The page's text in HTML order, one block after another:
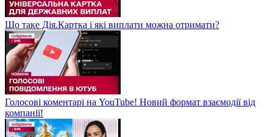
Що таке Дія.Картка і які виплати можна отримати?
Голосові коментарі на YouTube! Новий формат взаємодії від
компанії!